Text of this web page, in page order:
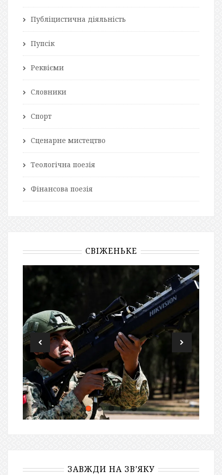
Публіцистична діяльність
Пупсік
Реквієми
Словники
Спорт
Сценарне мистецтво
Теологічна поезія
Фінансова поезія
СВІЖЕНЬКЕ
ЗАВЖДИ НА ЗВ’ЯКУ